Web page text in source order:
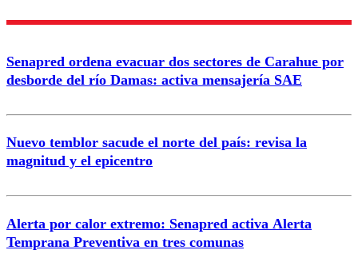
Correo
Senapred ordena evacuar dos sectores de Carahue por
desborde del río Damas: activa mensajería SAE
Nuevo temblor sacude el norte del país: revisa la
magnitud y el epicentro
Alerta por calor extremo: Senapred activa Alerta
Temprana Preventiva en tres comunas